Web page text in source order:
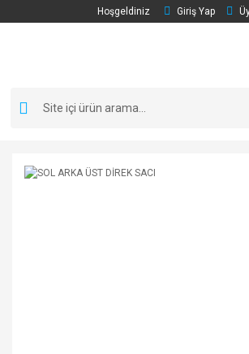
Hoşgeldiniz Giriş Yap